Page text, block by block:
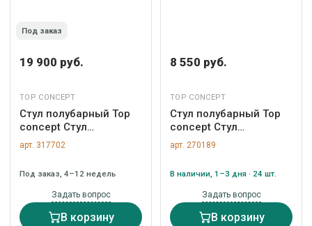
Под заказ
19 900 руб.
TOP CONCEPT
Стул полубарный Top
concept Стул
полубарный Deimos,
микровелюр синий,
арт. 317702
Под заказ, 4–12 недель
Задать вопрос
В корзину
8 550 руб.
TOP CONCEPT
Стул полубарный Top
concept Стул
полубарный Мейсон,
бархат серый 27 арт.
арт. 270189
В наличии, 1–3 дня · 24 шт.
Задать вопрос
В корзину